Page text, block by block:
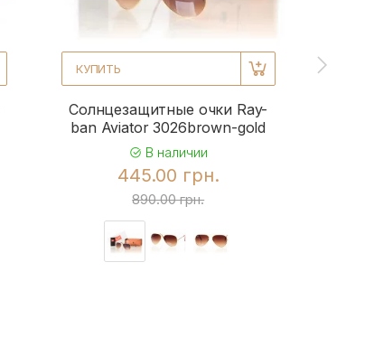
КУПИТЬ
Солнцезащитные очки Ray-
ban Aviator 3026brown-gold
В наличии
445.00 грн.
890.00 грн.